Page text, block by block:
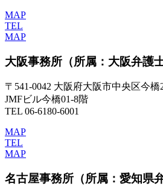
MAP
TEL
MAP
大阪事務所 （所属：大阪弁護
〒541-0042 大阪府大阪市中央区今橋
JMFビル今橋01-8階
TEL 06-6180-6001
MAP
TEL
MAP
名古屋事務所 （所属：愛知県